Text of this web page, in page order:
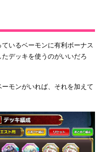
いるベーモンに有利ボーナス
デッキを使うのがいいだろ
モンがいれば、それを加えて